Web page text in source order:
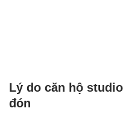
Lý do căn hộ
đón